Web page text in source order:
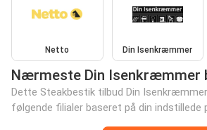
Netto Din Isenkræmmer
Nærmeste Din Isenkræmmer
Dette Steakbestik tilbud Din
følgende filialer baseret på din indstillede